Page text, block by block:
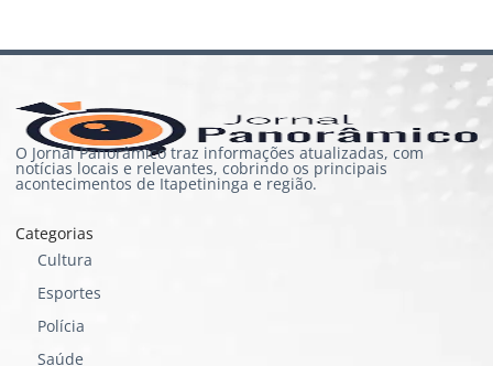
O Jornal Panorâmico traz informações atualizadas, com
notícias locais e relevantes, cobrindo os principais
acontecimentos de Itapetininga e região.
Categorias
Cultura
Esportes
Polícia
Saúde